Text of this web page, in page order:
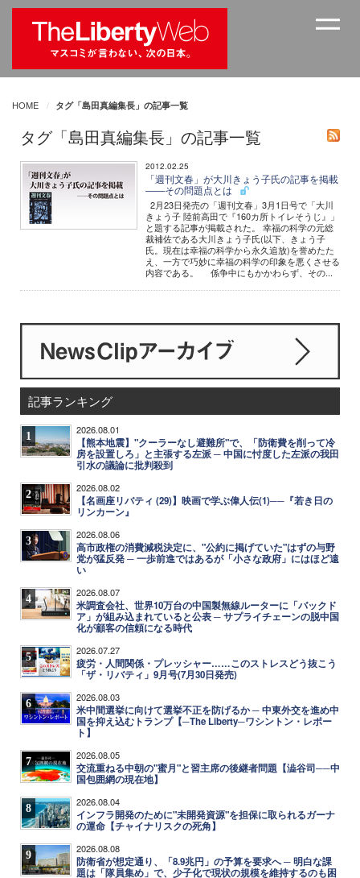
HOME タグ「島田真編集長」の記事一覧
タグ「島田真編集長」の記事一覧
2012.02.25
「週刊文春」が大川きょう子氏の記事を掲載
――その問題点とは
2月23日発売の「週刊文春」3月1日号で「大川
きょう子 陸前高田で『160カ所トイレそうじ』」
と題する記事が掲載された。 幸福の科学の元総
裁補佐である大川きょう子氏(以下、きょう子
氏。現在は幸福の科学から永久追放)を誉めたた
え、一方で巧妙に幸福の科学の印象を悪くさせる
内容である。 係争中にもかかわらず、その...
記事ランキング
1 2026.08.01
【熊本地震】"クーラーなし避難所"で、「防衛費を削って冷
房を設置しろ」と主張する左派 ─ 中国に忖度した左派の我田
引水の議論に批判殺到
2 2026.08.02
【名画座リバティ (29)】映画で学ぶ偉人伝(1)──『若き日の
リンカーン』
3 2026.08.06
高市政権の消費減税決定に、"公約に掲げていた"はずの与野
党が猛反発 ─ 一歩前進ではあるが「小さな政府」にはほど遠
い
4 2026.08.07
米調査会社、世界10万台の中国製無線ルーターに「バックド
ア」が組み込まれていると公表 ─ サプライチェーンの脱中国
化が顧客の信頼になる時代
5 2026.07.27
疲労・人間関係・プレッシャー……このストレスどう抜こう
「ザ・リバティ」9月号(7月30日発売)
6 2026.08.03
米中間選挙に向けて選挙不正を防げるか ─ 中東外交を進め中
国を抑え込むトランプ【─The Liberty─ワシントン・レポー
ト】
7 2026.08.05
交流重ねる中朝の"蜜月"と習主席の後継者問題【澁谷司──中
国包囲網の現在地】
8 2026.08.04
インフラ開発のために"未開発資源"を担保に取られるガーナ
の運命【チャイナリスクの死角】
9 2026.08.08
防衛省が想定通り、「8.9兆円」の予算を要求へ ─ 明白な課
題は「隊員集め」で、少子化で現状の規模を維持するのも困